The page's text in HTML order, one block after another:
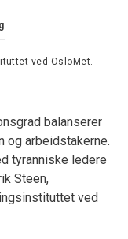
ved OsloMet.
balanserer
og arbeidstakerne.
tyranniske ledere
Steen,
ved